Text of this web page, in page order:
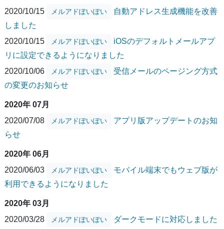
2020/10/15
メルアドぽいぽい
自動アドレス生成機能を改善
しました
2020/10/15
メルアドぽいぽい
iOSのデフォルトメールアプ
リに設定できるようになりました
2020/10/06
メルアドぽいぽい
受信メールのページング方式
の変更のお知らせ
2020年 07月
2020/07/08
メルアドぽいぽい
アプリ版アップデートのお知
らせ
2020年 06月
2020/06/03
メルアドぽいぽい
モバイル端末でもウェブ版が
利用できるようになりました
2020年 03月
2020/03/28
メルアドぽいぽい ダークモードに対応しました